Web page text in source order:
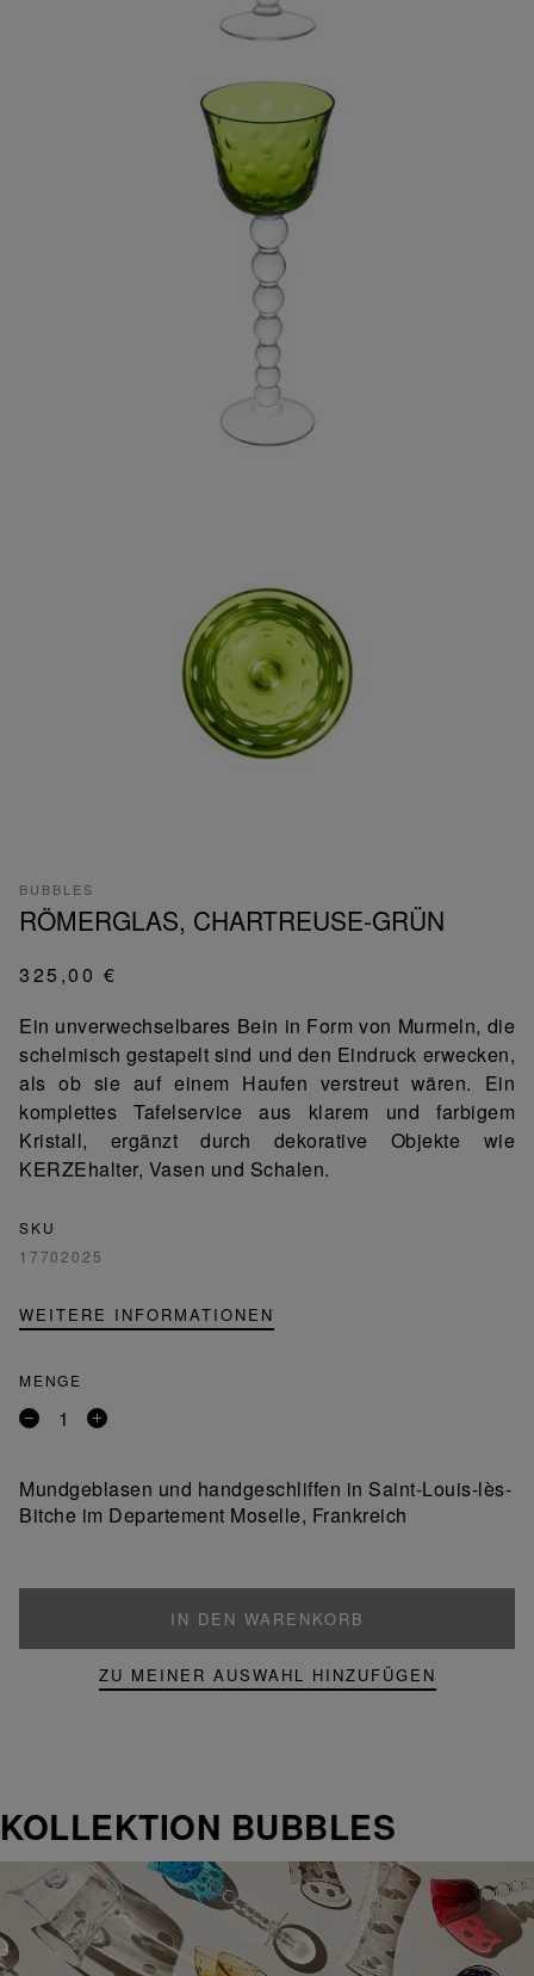
BUBBLES
RÖMERGLAS, CHARTREUSE-GRÜN
325,00 €
Ein unverwechselbares Bein in Form von Murmeln, die
schelmisch gestapelt sind und den Eindruck erwecken,
als ob sie auf einem Haufen verstreut wären. Ein
komplettes Tafelservice aus klarem und farbigem
Kristall, ergänzt durch dekorative Objekte wie
KERZEhalter, Vasen und Schalen.
SKU
17702025
WEITERE INFORMATIONEN
MENGE
Entfernen
Produkt
Ein
Mundgeblasen und handgeschliffen in Saint-Louis-lès-
Bitche im Departement Moselle, Frankreich
IN DEN WARENKORB
ZU MEINER AUSWAHL HINZUFÜGEN
KOLLEKTION BUBBLES